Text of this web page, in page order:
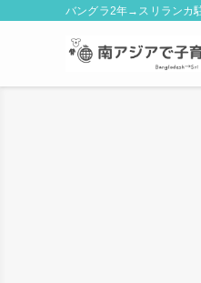
バングラ2年→スリランカ